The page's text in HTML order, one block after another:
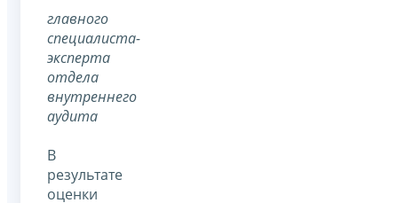
главного
специалиста-
эксперта
отдела
внутреннего
аудита
В
результате
оценки